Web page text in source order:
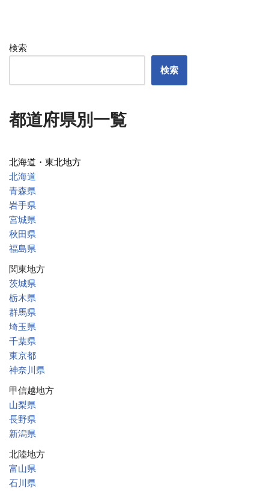
検索
検索
都道府県別一覧
北海道・東北地方
北海道
青森県
岩手県
宮城県
秋田県
福島県
関東地方
茨城県
栃木県
群馬県
埼玉県
千葉県
東京都
神奈川県
甲信越地方
山梨県
長野県
新潟県
北陸地方
富山県
石川県